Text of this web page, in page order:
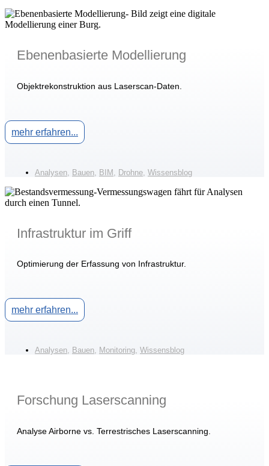
Ebenenbasierte Modellierung
Objektrekonstruktion aus Laserscan-Daten.
mehr erfahren...
Analysen Bauen BIM Drohne Wissensblog
Infrastruktur im Griff
Optimierung der Erfassung von Infrastruktur.
mehr erfahren...
Analysen, Bauen, Monitoring, Wissensblog
Forschung Laserscanning
Analyse Airborne vs. Terrestrisches Laserscanning.